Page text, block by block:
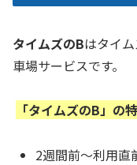
タイムズのBはタイ
車場サービスです。
「タイムズのB」の
2週間前～利用直